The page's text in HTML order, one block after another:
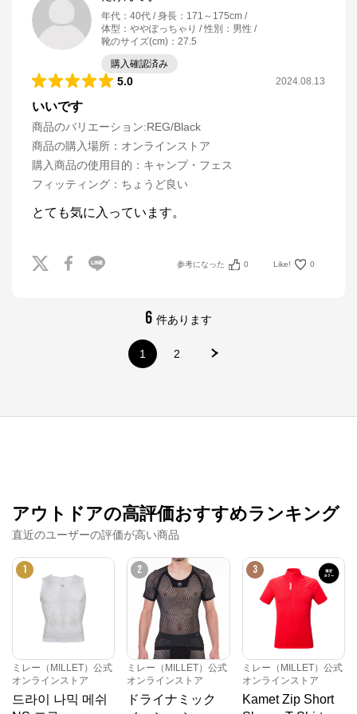
年代 ： 40代 身長 ： 171～175cm
体型 ： ややぽっちゃり 性別 ： 男性
靴のサイズ(cm) ： 27.5
購入確認済み
5.0 2024.08.13
いいです
商品のバリエーション:REG/Black
商品の購入場所 ： オンラインストア
購入商品の使用目的 ： キャンプ・フェス
フィッティング ： ちょうど良い
参考になった 0 Like! 0
6 件あります
1 2
アウトドアの高評価おすすめランキング
直近のユーザーの評価が高い商品
1
ミレー（MILLET）公式
オンラインストア
드라이 나믹 메쉬
2
ミレー（MILLET）公式
オンラインストア
ドライナミック
3
ミレー（MILLET）公式
オンラインストア
Kamet Zip Short
コロンビア・マウンテンハードウェア・ソレル公
式オンラインストア
公式ECサイト
※外部サイトが開きます
コロンビア・マウンテンハードウェア・ソレル
公式オンラインストアからのコメント
コロンビアスポーツウェアではアウトドア総合ブラン
ド「コロンビア」、本格登山、クライミングカテゴリ